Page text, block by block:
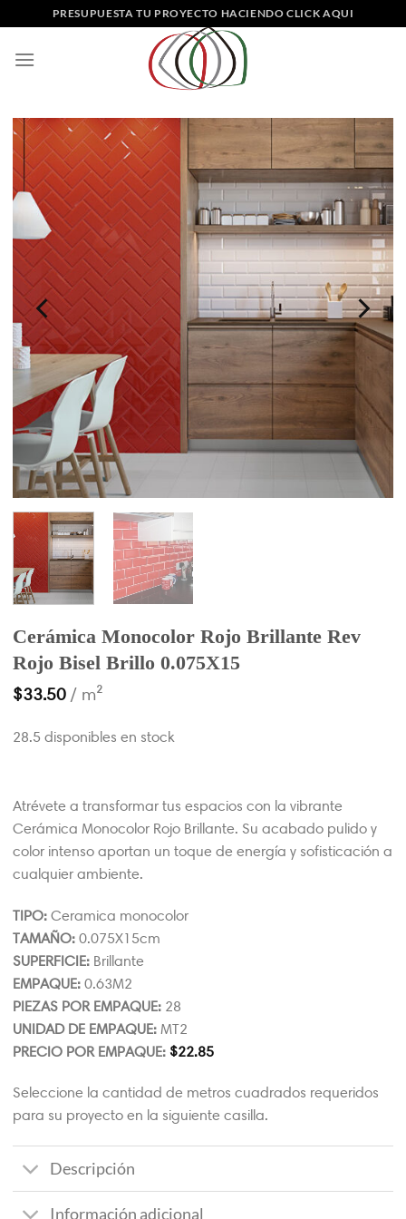
al
contenido
PRESUPUESTA TU PROYECTO HACIENDO CLICK AQUI
Cerámica Monocolor Rojo Brillante Rev
Rojo Bisel Brillo 0.075X15
$33.50 / m²
28.5 disponibles en stock
Atrévete a transformar tus espacios con la vibrante
Cerámica Monocolor Rojo Brillante. Su acabado pulido y
color intenso aportan un toque de energía y sofisticación a
cualquier ambiente.
TIPO: Ceramica monocolor
TAMAÑO: 0.075X15cm
SUPERFICIE: Brillante
EMPAQUE: 0.63M2
PIEZAS POR EMPAQUE: 28
UNIDAD DE EMPAQUE: MT2
PRECIO POR EMPAQUE: $22.85
Seleccione la cantidad de metros cuadrados requeridos
para su proyecto en la siguiente casilla.
Descripción
Información adicional